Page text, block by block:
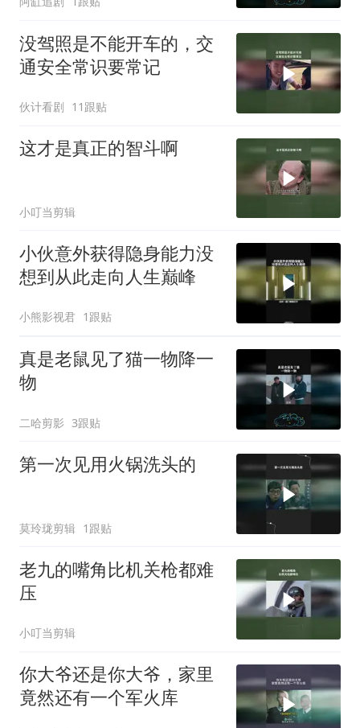
没驾照是不能开车的，交
通安全常识要常记
伙计看剧 11跟贴
这才是真正的智斗啊
小叮当剪辑
小伙意外获得隐身能力没
想到从此走向人生巅峰
小熊影视君 1跟贴
真是老鼠见了猫一物降一
物
二哈剪影 3跟贴
第一次见用火锅洗头的
莫玲珑剪辑 1跟贴
老九的嘴角比机关枪都难
压
小叮当剪辑
你大爷还是你大爷，家里
竟然还有一个军火库